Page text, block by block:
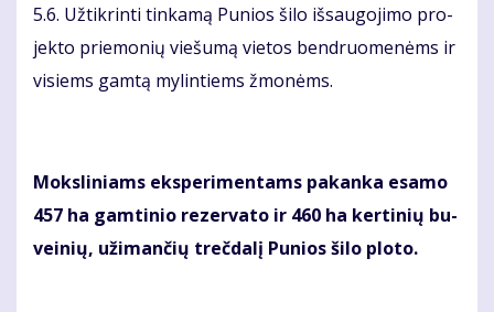
5.6. Už­tik­rin­ti tin­ka­mą Pu­nios ši­lo iš­sau­go­ji­mo pro­
jek­to prie­mo­nių vie­šu­mą vie­tos ben­druo­me­nėms ir
vi­siems gam­tą my­lin­tiems žmo­nėms.
Moks­li­niams eks­pe­ri­men­tams pa­kan­ka esa­mo
457 ha gam­ti­nio re­zer­va­to ir 460 ha ker­ti­nių bu­
vei­nių, už­iman­čių treč­da­lį Pu­nios ši­lo plo­to.